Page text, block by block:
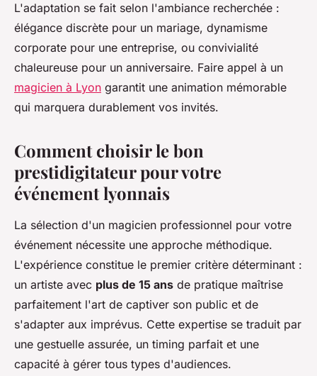
L'adaptation se fait selon l'ambiance recherchée :
élégance discrète pour un mariage, dynamisme
corporate pour une entreprise, ou convivialité
chaleureuse pour un anniversaire. Faire appel à un
magicien à Lyon garantit une animation mémorable
qui marquera durablement vos invités.
Comment choisir le bon
prestidigitateur pour votre
événement lyonnais
La sélection d'un magicien professionnel pour votre
événement nécessite une approche méthodique.
L'expérience constitue le premier critère déterminant :
un artiste avec plus de 15 ans de pratique maîtrise
parfaitement l'art de captiver son public et de
s'adapter aux imprévus. Cette expertise se traduit par
une gestuelle assurée, un timing parfait et une
capacité à gérer tous types d'audiences.